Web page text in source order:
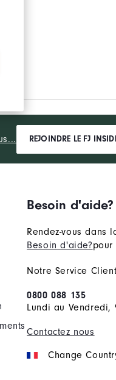
REJOINDRE LE FJ
Besoin d'aide?
Rendez-vous dans
Besoin d'aide?pour
Notre Service
0800 088 135
Lundi au Vendredi,
Contactez nous
Change